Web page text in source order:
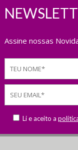
Assine nossas
Li e aceito a